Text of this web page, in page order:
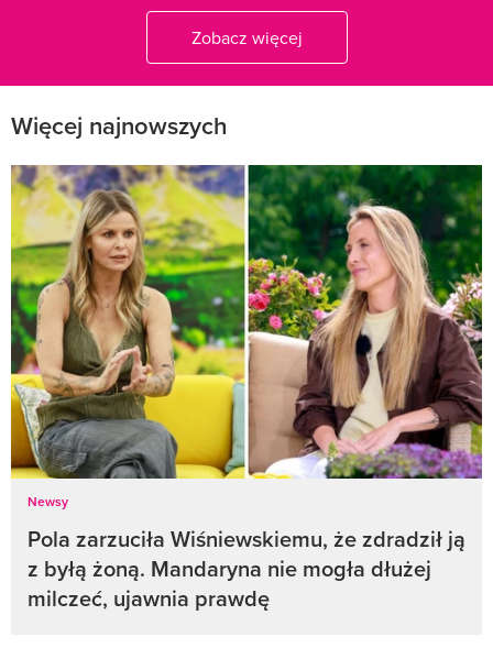
Zobacz więcej
Więcej najnowszych
Newsy
Pola zarzuciła Wiśniewskiemu, że zdradził ją
z byłą żoną. Mandaryna nie mogła dłużej
milczeć, ujawnia prawdę